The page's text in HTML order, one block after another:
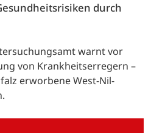
durch
warnt vor
von Krankheitserregern –
erworbene West-Nil-